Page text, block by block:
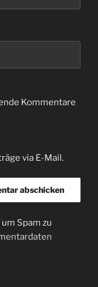
Kommentare
via E-Mail.
Spam zu